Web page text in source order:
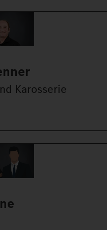
Karosserie